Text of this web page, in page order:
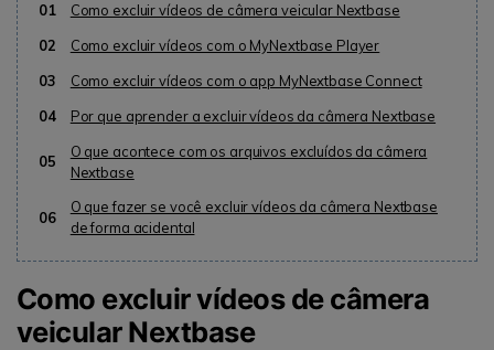
01
Como excluir vídeos de câmera veicular Nextbase
02
Como excluir vídeos com o MyNextbase Player
03
Como excluir vídeos com o app MyNextbase Connect
04
Por que aprender a excluir vídeos da câmera Nextbase
05
O que acontece com os arquivos excluídos da câmera
Nextbase
06
O que fazer se você excluir vídeos da câmera Nextbase
de forma acidental
Como excluir vídeos de câmera
veicular Nextbase